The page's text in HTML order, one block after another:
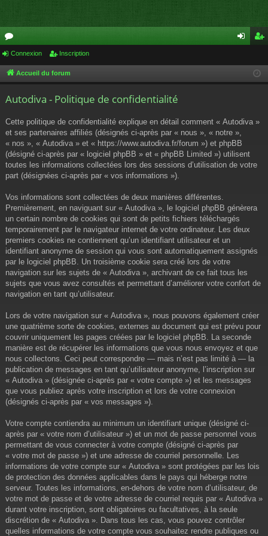
or
u cri
Connexion Inscription
Accueil du forum
Autodiva - Politique de confidentialité
Cette politique de confidentialité explique en détail comment « Autodiva »
et ses partenaires affiliés (désignés ci-après par « nous », « notre »,
« nos », « Autodiva » et « https://www.autodiva.fr/forum ») et phpBB
(désigné ci-après par « logiciel phpBB » et « phpBB Limited ») utilisent
toutes les informations collectées lors des sessions d’utilisation de votre
part (désignées ci-après par « vos informations »).
Vos informations sont collectées de deux manières différentes.
Premièrement, en naviguant sur « Autodiva », le logiciel phpBB génèrera
un certain nombre de cookies qui sont de petits fichiers téléchargés
temporairement par le navigateur internet de votre ordinateur. Les deux
premiers cookies ne contiennent qu’un identifiant utilisateur et un
identifiant anonyme de session qui vous sont automatiquement assignés
par le logiciel phpBB. Un troisième cookie sera créé lors de votre
navigation sur les sujets de « Autodiva », archivant de ce fait tous les
sujets que vous avez consultés et permettant d’améliorer votre confort de
navigation en tant qu’utilisateur.
Lors de votre navigation sur « Autodiva », nous pouvons également créer
une quatrième sorte de cookies, externes au document qui est prévu pour
couvrir uniquement les pages créées par le logiciel phpBB. La seconde
manière est de récupérer les informations que vous nous envoyez et que
nous collectons. Ceci peut correspondre — mais n’est pas limité à — la
publication de messages en tant qu’utilisateur anonyme, l’inscription sur
« Autodiva » (désignée ci-après par « votre compte ») et les messages
que vous publiez après votre inscription et lors de votre connexion
(désignés ci-après par « vos messages »).
Votre compte contiendra au minimum un identifiant unique (désigné ci-
après par « votre nom d’utilisateur ») et un mot de passe personnel vous
permettant de vous connecter à votre compte (désigné ci-après par
« votre mot de passe ») et une adresse de courriel personnelle. Les
informations de votre compte sur « Autodiva » sont protégées par les lois
de protection des données applicables dans le pays qui héberge notre
serveur. Toutes les informations, en-dehors de votre nom d’utilisateur, de
votre mot de passe et de votre adresse de courriel requis par « Autodiva »
durant votre inscription, sont obligatoires ou facultatives, à la seule
discrétion de « Autodiva ». Dans tous les cas, vous pouvez contrôler
quelles informations de votre compte vous souhaitez rendre publiques ou